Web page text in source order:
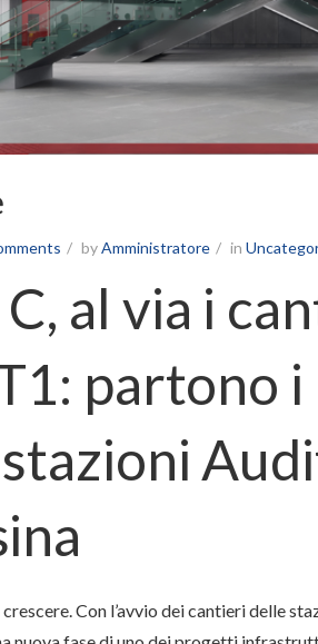
byAmministratore in
al via i
partono i
crescere. Con l’avvio dei cantieri delle